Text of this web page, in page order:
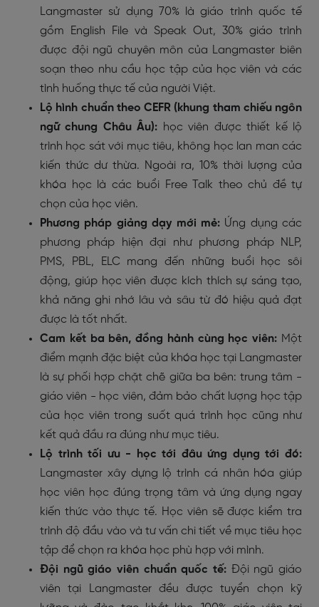
Langmaster sử dụng 70% là giáo trình quốc tế
gồm English File và Speak Out, 30% giáo trình
được đội ngũ chuyên môn của Langmaster biên
soạn theo nhu cầu học tập của học viên và các
tình huống thực tế của người Việt.
Lộ hình chuẩn theo CEFR (khung tham chiếu ngôn
ngữ chung Châu Âu): học viên được thiết kế lộ
trình học sát với mục tiêu, không học lan man các
kiến thức dư thừa. Ngoài ra, 10% thời lượng của
khóa học là các buổi Free Talk theo chủ đề tự
chọn của học viên.
Phương pháp giảng dạy mới mẻ:Ứng dụng các
phương pháp hiện đại như phương pháp NLP,
PMS, PBL, ELC mang đến những buổi học sôi
động, giúp học viên được kích thích sự sáng tạo,
khả năng ghi nhớ lâu và sâu từ đó hiệu quả đạt
được là tốt nhất.
Cam kết ba bên, đồng hành cùng học viên: Một
điểm mạnh đặc biệt của khóa học tại Langmaster
là sự phối hợp chặt chẽ giữa ba bên: trung tâm -
giáo viên - học viên, đảm bảo chất lượng học tập
của học viên trong suốt quá trình học cũng như
kết quả đầu ra đúng như mục tiêu.
Lộ trình tối ưu - học tới đâu ứng dụng tới đó:
Langmaster xây dựng lộ trình cá nhân hóa giúp
học viên học đúng trọng tâm và ứng dụng ngay
kiến thức vào thực tế. Học viên sẽ được kiểm tra
trình độ đầu vào và tư vấn chi tiết về mục tiêu học
tập để chọn ra khóa học phù hợp với mình.
Đội ngũ giáo viên chuẩn quốc tế: Đội ngũ giáo
viên tại Langmaster đều được tuyển chọn kỹ